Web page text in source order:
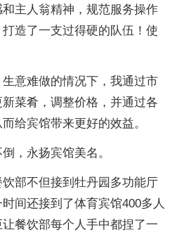
主人翁精神，规范服务操作
造了一支过得硬的队伍！使
意难做的情况下，我通过市
菜肴，调整价格，并通过各
给宾馆带来更好的效益。
，永扬宾馆美名。
部不但接到牡丹园多功能厅
间还接到了体育宾馆400多人
餐饮部每个人手中都捏了一